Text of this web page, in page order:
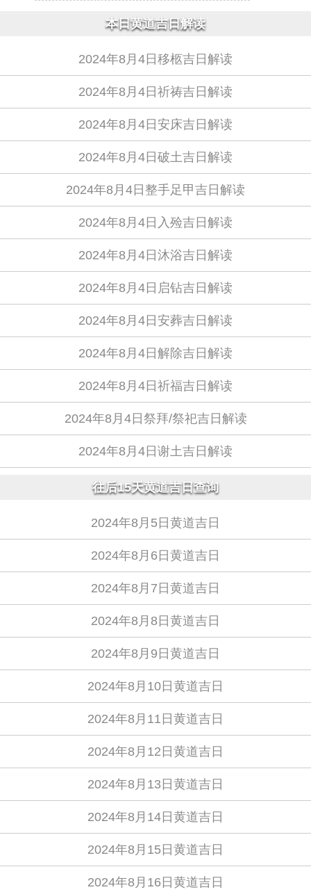
本日黄道吉日解读
2024年8月4日移柩吉日解读
2024年8月4日祈祷吉日解读
2024年8月4日安床吉日解读
2024年8月4日破土吉日解读
2024年8月4日整手足甲吉日解读
2024年8月4日入殓吉日解读
2024年8月4日沐浴吉日解读
2024年8月4日启钻吉日解读
2024年8月4日安葬吉日解读
2024年8月4日解除吉日解读
2024年8月4日祈福吉日解读
2024年8月4日祭拜/祭祀吉日解读
2024年8月4日谢土吉日解读
往后15天黄道吉日查询
2024年8月5日黄道吉日
2024年8月6日黄道吉日
2024年8月7日黄道吉日
2024年8月8日黄道吉日
2024年8月9日黄道吉日
2024年8月10日黄道吉日
2024年8月11日黄道吉日
2024年8月12日黄道吉日
2024年8月13日黄道吉日
2024年8月14日黄道吉日
2024年8月15日黄道吉日
2024年8月16日黄道吉日